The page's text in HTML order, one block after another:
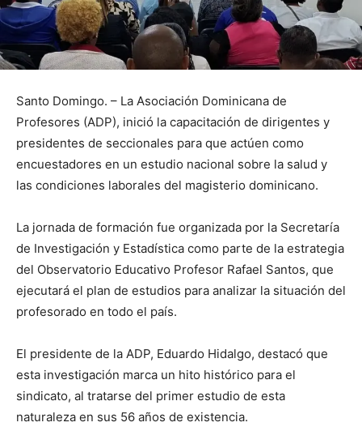
Santo Domingo. – La Asociación Dominicana de
Profesores (ADP), inició la capacitación de dirigentes y
presidentes de seccionales para que actúen como
encuestadores en un estudio nacional sobre la salud y
las condiciones laborales del magisterio dominicano.
La jornada de formación fue organizada por la Secretaría
de Investigación y Estadística como parte de la estrategia
del Observatorio Educativo Profesor Rafael Santos, que
ejecutará el plan de estudios para analizar la situación del
profesorado en todo el país.
El presidente de la ADP, Eduardo Hidalgo, destacó que
esta investigación marca un hito histórico para el
sindicato, al tratarse del primer estudio de esta
naturaleza en sus 56 años de existencia.